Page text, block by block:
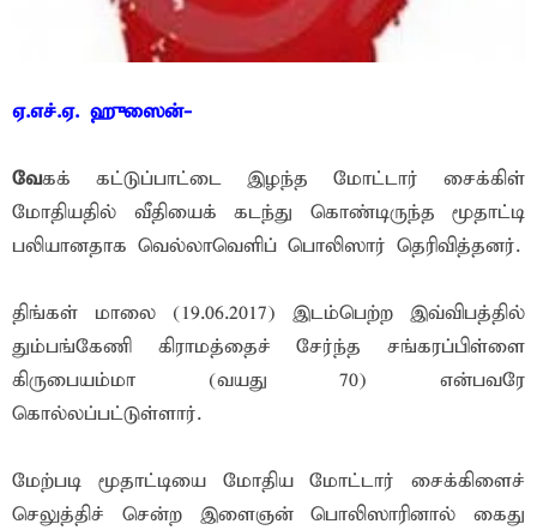
ஏ.எச்.ஏ. ஹுஸைன்-
வேகக் கட்டுப்பாட்டை இழந்த மோட்டார் சைக்கிள்
மோதியதில் வீதியைக் கடந்து கொண்டிருந்த மூதாட்டி
பலியானதாக வெல்லாவெளிப் பொலிஸார் தெரிவித்தனர்.
திங்கள் மாலை (19.06.2017) இடம்பெற்ற இவ்விபத்தில்
தும்பங்கேணி கிராமத்தைச் சேர்ந்த சங்கரப்பிள்ளை
கிருபையம்மா (வயது 70) என்பவரே
கொல்லப்பட்டுள்ளார்.
மேற்படி மூதாட்டியை மோதிய மோட்டார் சைக்கிளைச்
செலுத்திச் சென்ற இளைஞன் பொலிஸாரினால் கைது